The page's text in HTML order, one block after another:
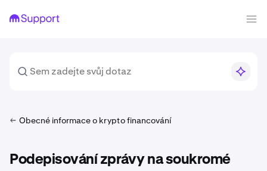
Obecné informace o krypto financování
Podepisování zprávy na soukromé